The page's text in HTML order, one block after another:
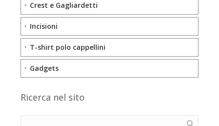
Crest e Gagliardetti
Incisioni
T-shirt polo cappellini
Gadgets
Ricerca nel sito